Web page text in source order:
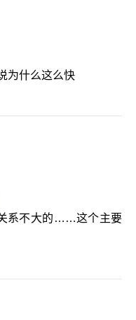
为什么这么快
系不大的……这个主要